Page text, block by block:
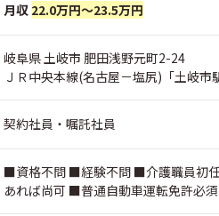
月収 22.0万円～23.5万円
岐阜県 土岐市 肥田浅野元町2-24
ＪＲ中央本線(名古屋－塩尻)「土岐市
契約社員・嘱託社員
■資格不問 ■経験不問 ■介護職員初
あれば尚可 ■普通自動車運転免許必須